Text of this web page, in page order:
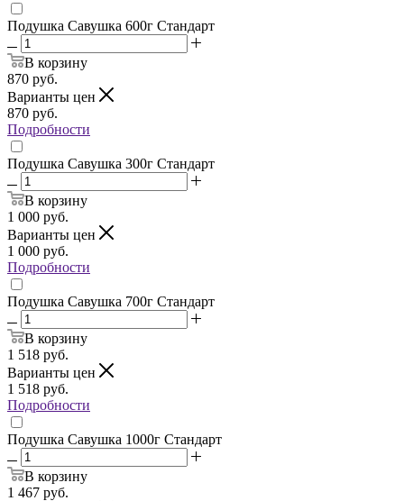
Подушка Савушка 600г Стандарт
В корзину
870 руб.
Варианты цен
870 руб.
Подробности
Подушка Савушка 300г Стандарт
В корзину
1 000 руб.
Варианты цен
1 000 руб.
Подробности
Подушка Савушка 700г Стандарт
В корзину
1 518 руб.
Варианты цен
1 518 руб.
Подробности
Подушка Савушка 1000г Стандарт
В корзину
1 467 руб.